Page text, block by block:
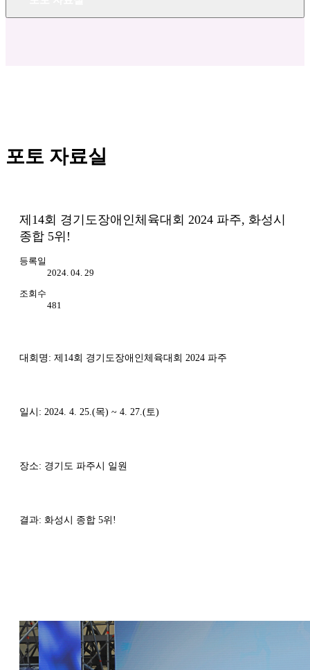
포토 자료실
제14회 경기도장애인체육대회 2024 파주, 화성시
종합 5위!
등록일
2024. 04. 29
조회수
481
대회명: 제14회 경기도장애인체육대회 2024 파주
일시: 2024. 4. 25.(목) ~ 4. 27.(토)
장소: 경기도 파주시 일원
결과: 화성시 종합 5위!